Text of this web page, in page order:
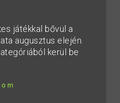
játékkal bővül a
augusztus elején.
kerül be